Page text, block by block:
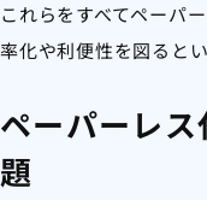
これらをすべてペーパ
率化や利便性を図るとい
ペーパーレ
題